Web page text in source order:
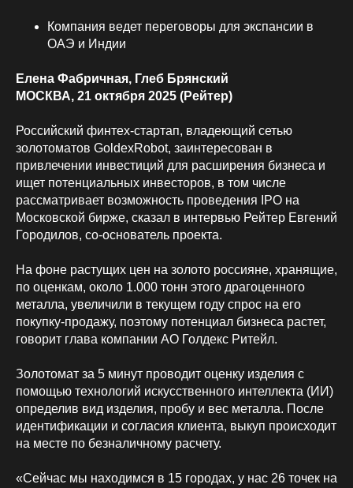
Компания ведет переговоры для экспансии в
ОАЭ и Индии
Елена Фабричная, Глеб Брянский
МОСКВА, 21 октября 2025 (Рейтер)
Российский финтех-стартап, владеющий сетью
золотоматов GoldexRobot, заинтересован в
привлечении инвестиций для расширения бизнеса и
ищет потенциальных инвесторов, в том числе
рассматривает возможность проведения IPO на
Московской бирже, сказал в интервью Рейтер Евгений
Городилов, со-основатель проекта.
На фоне растущих цен на золото россияне, хранящие,
по оценкам, около 1.000 тонн этого драгоценного
металла, увеличили в текущем году спрос на его
покупку-продажу, поэтому потенциал бизнеса растет,
говорит глава компании АО Голдекс Ритейл.
Золотомат за 5 минут проводит оценку изделия с
помощью технологий искусственного интеллекта (ИИ)
определив вид изделия, пробу и вес металла. После
идентификации и согласия клиента, выкуп происходит
на месте по безналичному расчету.
«Сейчас мы находимся в 15 городах, у нас 26 точек на